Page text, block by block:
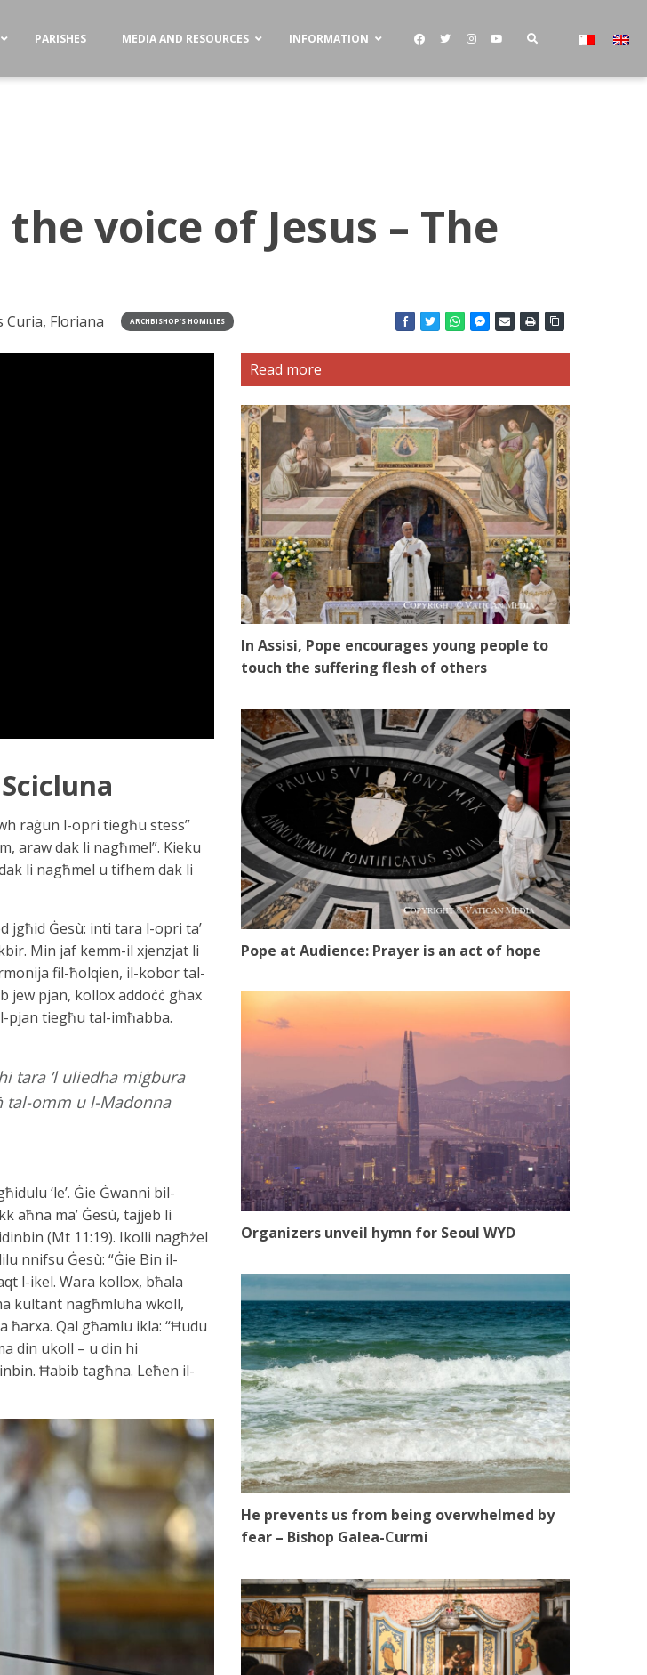
PARISHES MEDIA AND RESOURCES INFORMATION
voice of Jesus – The
Floriana ARCHBISHOP'S HOMILIES
raġun l-opri tiegħu stess”
araw dak li nagħmel”. Kieku
li nagħmel u tifhem dak li
jgħid Ġesù: inti tara l-opri ta’
Min jaf kemm-il xjenzjat li
fil-ħolqien, il-kobor tal-
jew pjan, kollox addoċċ għax
pjan tiegħu tal-imħabba.
tara ’l uliedha miġbura
tal-omm u l-Madonna
‘le’. Ġie Ġwanni bil-
aħna ma’ Ġesù, tajjeb li
(Mt 11:19). Ikolli nagħżel
nnifsu Ġesù: “Ġie Bin il-
l-ikel. Wara kollox, bħala
kultant nagħmluha wkoll,
ħarxa. Qal għamlu ikla: “Ħudu
din ukoll – u din hi
Ħabib tagħna. Leħen il-
Read more
In Assisi, Pope encourages young people to
touch the suffering flesh of others
Pope at Audience: Prayer is an act of hope
Organizers unveil hymn for Seoul WYD
He prevents us from being overwhelmed by
fear – Bishop Galea-Curmi